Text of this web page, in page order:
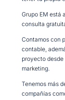
Grupo EM está
consulta
Contamos con
contable,
proyecto
marketing.
Tenemos más
compañías